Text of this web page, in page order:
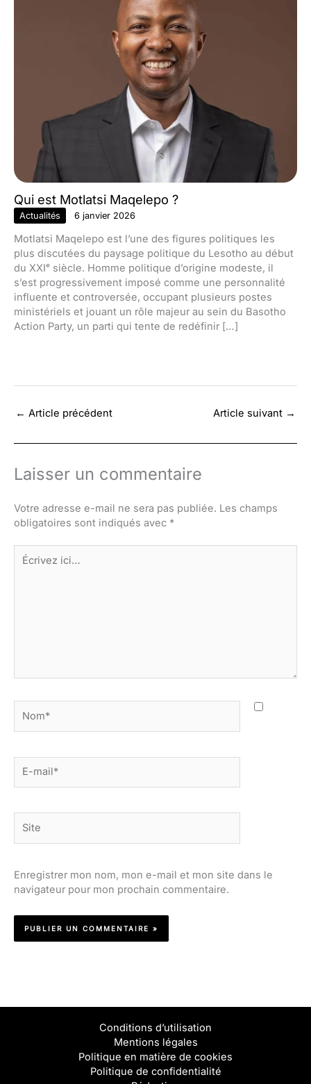
Qui est Motlatsi Maqelepo ?
Actualités 6 janvier 2026
Motlatsi Maqelepo est l’une des figures politiques les
plus discutées du paysage politique du Lesotho au début
du XXIᵉ siècle. Homme politique d’origine modeste, il
s’est progressivement imposé comme une personnalité
influente et controversée, occupant plusieurs postes
ministériels et jouant un rôle majeur au sein du Basotho
Action Party, un parti qui tente de redéfinir […]
← Article précédent Article suivant →
Laisser un commentaire
Votre adresse e-mail ne sera pas publiée. Les champs
obligatoires sont indiqués avec *
Écrivez
ici…
mail*
Enregistrer mon nom, mon e-mail et mon site dans le
navigateur pour mon prochain commentaire.
Conditions d’utilisation
Mentions légales
Politique en matière de cookies
Politique de confidentialité